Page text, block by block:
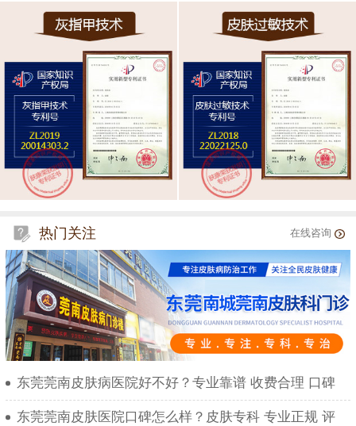
热门关注 在线咨询
东莞莞南皮肤病医院好不好？专业靠谱 收费合理 口碑
东莞莞南皮肤医院口碑怎么样？皮肤专科 专业正规 评